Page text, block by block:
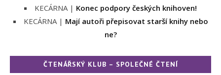
KECÁRNA | Konec podpory českých knihoven!
KECÁRNA | Mají autoři přepisovat starší knihy nebo
ne?
ČTENÁŘSKÝ KLUB – SPOLEČNÉ ČTENÍ